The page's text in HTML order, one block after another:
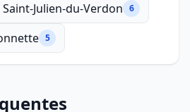
Saint-Julien-du-Verdon 6
5